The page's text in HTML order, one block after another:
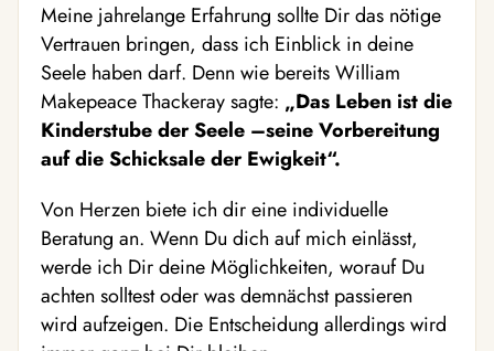
Meine jahrelange Erfahrung sollte Dir das nötige
Vertrauen bringen, dass ich Einblick in deine
Seele haben darf. Denn wie bereits William
Makepeace Thackeray sagte: „Das Leben ist die
Kinderstube der Seele –seine Vorbereitung
auf die Schicksale der Ewigkeit“.
Von Herzen biete ich dir eine individuelle
Beratung an. Wenn Du dich auf mich einlässt,
werde ich Dir deine Möglichkeiten, worauf Du
achten solltest oder was demnächst passieren
wird aufzeigen. Die Entscheidung allerdings wird